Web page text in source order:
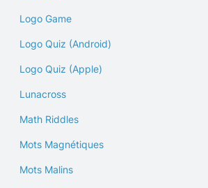
Logo Game
Logo Quiz (Android)
Logo Quiz (Apple)
Lunacross
Math Riddles
Mots Magnétiques
Mots Malins